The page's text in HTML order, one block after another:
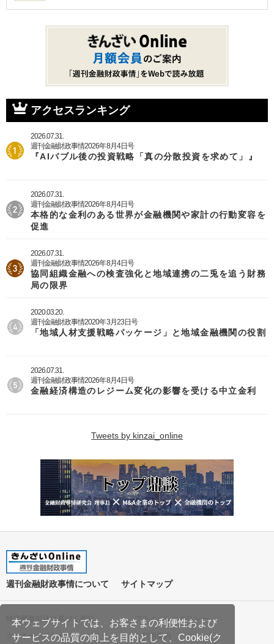
本ウェブサイトでは、お客さまの利便性および
サービスの品質の向上を目的として、Cookie(ク
アクセスランキング
2026.07.31.
週刊金融財政事情2026年8月4日号
『AIバブル後の投資戦略「真の分散投資を求めて」』
2026.07.31.
週刊金融財政事情2026年8月4日号
本格的な金利のある世界が金融機関や家計の行動変容を
促進
2026.07.31.
週刊金融財政事情2026年8月4日号
協同組織金融への検査強化と地域連携の二兎を追う財務
局の限界
2020.03.20.
週刊金融財政事情2020年3月23日号
「地域人材支援戦略パッケージ」と地域金融機関の役割
2026.07.31.
週刊金融財政事情2026年8月4日号
金融経済構造のレジーム変化の影響を受ける中立金利
Tweets by kinzai_online
週刊金融財政事情について サイトマップ
特定商取引法に基づく表記
プライバシーポリシー
クッキーポリシー
ご利用案内